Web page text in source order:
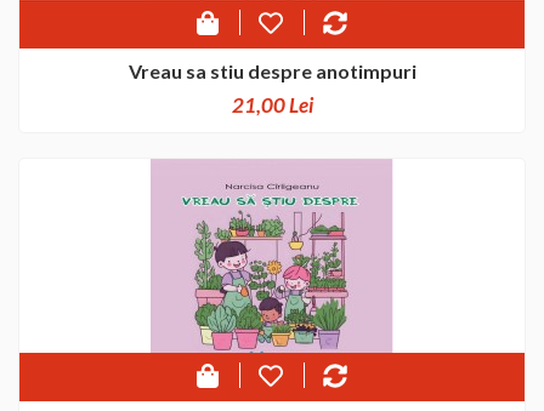
Vreau sa stiu despre anotimpuri
21,00 Lei